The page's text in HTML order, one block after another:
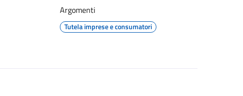
Argomenti
Tutela imprese e consumatori